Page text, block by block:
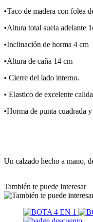
•Taco de madera con folea
•Altura total suela adelante
•Inclinación de horma 4 cm
•Altura de caña 14 cm
• Cierre del lado interno.
• Elastico de excelente
•Horma de punta cuadrada
Un calzado hecho a mano,
También te puede interesar